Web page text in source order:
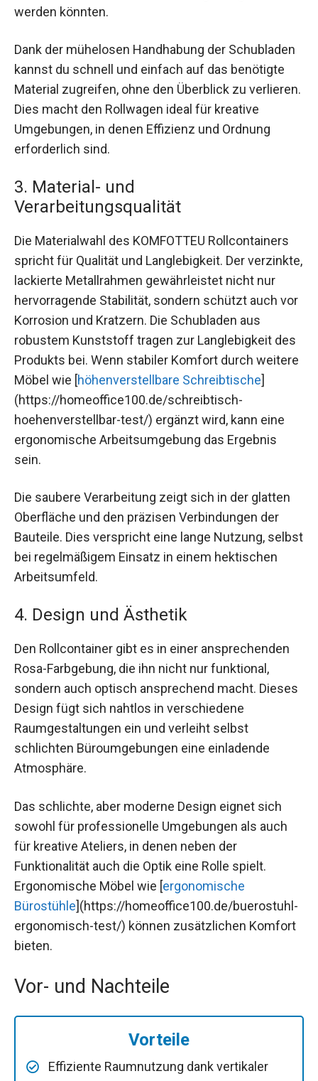
werden könnten.
Dank der mühelosen Handhabung der Schubladen
kannst du schnell und einfach auf das benötigte
Material zugreifen, ohne den Überblick zu verlieren.
Dies macht den Rollwagen ideal für kreative
Umgebungen, in denen Effizienz und Ordnung
erforderlich sind.
3. Material- und
Verarbeitungsqualität
Die Materialwahl des KOMFOTTEU Rollcontainers
spricht für Qualität und Langlebigkeit. Der verzinkte,
lackierte Metallrahmen gewährleistet nicht nur
hervorragende Stabilität, sondern schützt auch vor
Korrosion und Kratzern. Die Schubladen aus
robustem Kunststoff tragen zur Langlebigkeit des
Produkts bei. Wenn stabiler Komfort durch weitere
Möbel wie [höhenverstellbare Schreibtische]
(https://homeoffice100.de/schreibtisch-
hoehenverstellbar-test/) ergänzt wird, kann eine
ergonomische Arbeitsumgebung das Ergebnis
sein.
Die saubere Verarbeitung zeigt sich in der glatten
Oberfläche und den präzisen Verbindungen der
Bauteile. Dies verspricht eine lange Nutzung, selbst
bei regelmäßigem Einsatz in einem hektischen
Arbeitsumfeld.
4. Design und Ästhetik
Den Rollcontainer gibt es in einer ansprechenden
Rosa-Farbgebung, die ihn nicht nur funktional,
sondern auch optisch ansprechend macht. Dieses
Design fügt sich nahtlos in verschiedene
Raumgestaltungen ein und verleiht selbst
schlichten Büroumgebungen eine einladende
Atmosphäre.
Das schlichte, aber moderne Design eignet sich
sowohl für professionelle Umgebungen als auch
für kreative Ateliers, in denen neben der
Funktionalität auch die Optik eine Rolle spielt.
Ergonomische Möbel wie [ergonomische
Bürostühle](https://homeoffice100.de/buerostuhl-
ergonomisch-test/) können zusätzlichen Komfort
bieten.
Vor- und Nachteile
Vorteile
Effiziente Raumnutzung dank vertikaler